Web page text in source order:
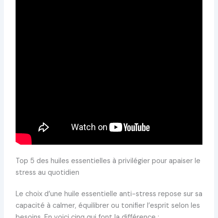
Top 5 des huiles essentielles à privilégier pour apaiser le
stress au quotidien
Le choix d’une huile essentielle anti-stress repose sur sa
capacité à calmer, équilibrer ou tonifier l’esprit selon les